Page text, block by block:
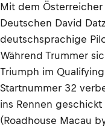
Mit dem Österreicher
Deutschen David
deutschsprachige
Während Trummer
Triumph im
Startnummer 32
ins Rennen
(Roadhouse Macau